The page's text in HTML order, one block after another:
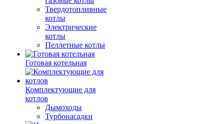
Твердотопливные
котлы
Электрические
котлы
Пеллетные котлы
Готовая котельная
Комплектующие для
котлов
Дымоходы
Турбонасадки